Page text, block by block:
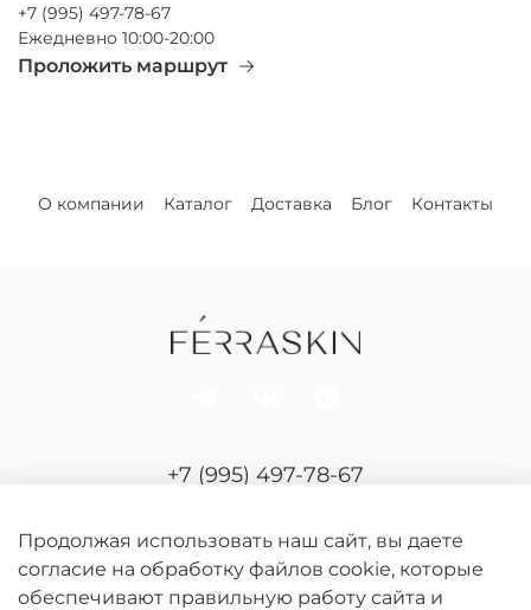
+7 (995) 497-78-67
Ежедневно 10:00-20:00
Проложить маршрут
О компании Каталог Доставка Блог Контакты
+7 (995) 497-78-67
Продолжая использовать наш сайт, вы даете
согласие на обработку файлов cookie, которые
обеспечивают правильную работу сайта и